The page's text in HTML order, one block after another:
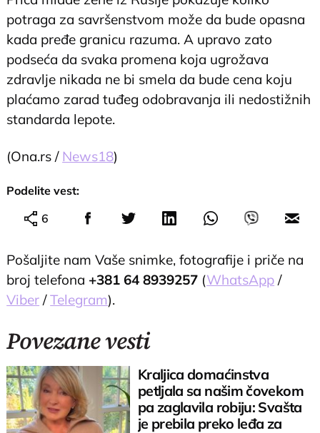
potraga za savršenstvom može da bude opasna
kada pređe granicu razuma. A upravo zato
podseća da svaka promena koja ugrožava
zdravlje nikada ne bi smela da bude cena koju
plaćamo zarad tuđeg odobravanja ili nedostižnih
standarda lepote.
(Ona.rs / News18)
Podelite vest:
6
Pošaljite nam Vaše snimke, fotografije i priče na
broj telefona +381 64 8939257 (WhatsApp /
Viber /Telegram).
Povezane vesti
Kraljica domaćinstva
petljala sa našim čovekom
pa zaglavila robiju: Svašta
je prebila preko leđa za